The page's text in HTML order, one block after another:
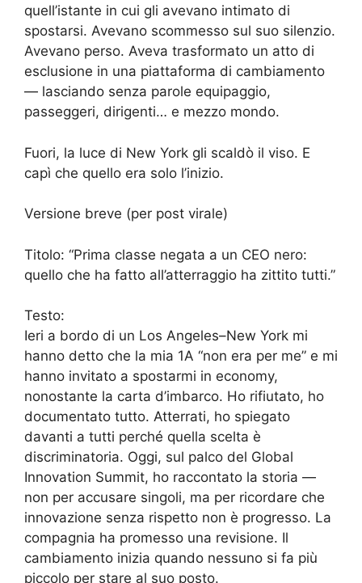
quell’istante in cui gli avevano intimato di
spostarsi. Avevano scommesso sul suo silenzio.
Avevano perso. Aveva trasformato un atto di
esclusione in una piattaforma di cambiamento
— lasciando senza parole equipaggio,
passeggeri, dirigenti… e mezzo mondo.
Fuori, la luce di New York gli scaldò il viso. E
capì che quello era solo l’inizio.
Versione breve (per post virale)
Titolo: “Prima classe negata a un CEO nero:
quello che ha fatto all’atterraggio ha zittito tutti.”
Testo:
Ieri a bordo di un Los Angeles–New York mi
hanno detto che la mia 1A “non era per me” e mi
hanno invitato a spostarmi in economy,
nonostante la carta d’imbarco. Ho rifiutato, ho
documentato tutto. Atterrati, ho spiegato
davanti a tutti perché quella scelta è
discriminatoria. Oggi, sul palco del Global
Innovation Summit, ho raccontato la storia —
non per accusare singoli, ma per ricordare che
innovazione senza rispetto non è progresso. La
compagnia ha promesso una revisione. Il
cambiamento inizia quando nessuno si fa più
piccolo per stare al suo posto.